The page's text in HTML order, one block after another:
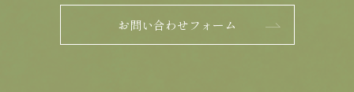
お問い合わせフォーム